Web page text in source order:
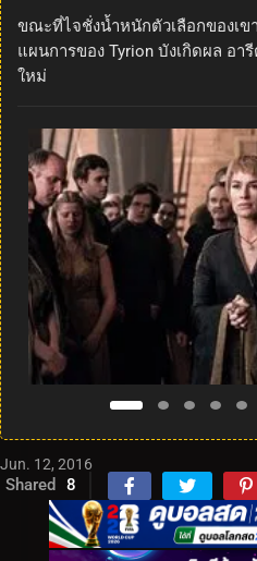
ขณะที่ไจชั่งน้ำหนักตัวเลือกของเข
แผนการของ Tyrion บังเกิดผล อ
ใหม่
Jun. 12, 2016
Shared 8